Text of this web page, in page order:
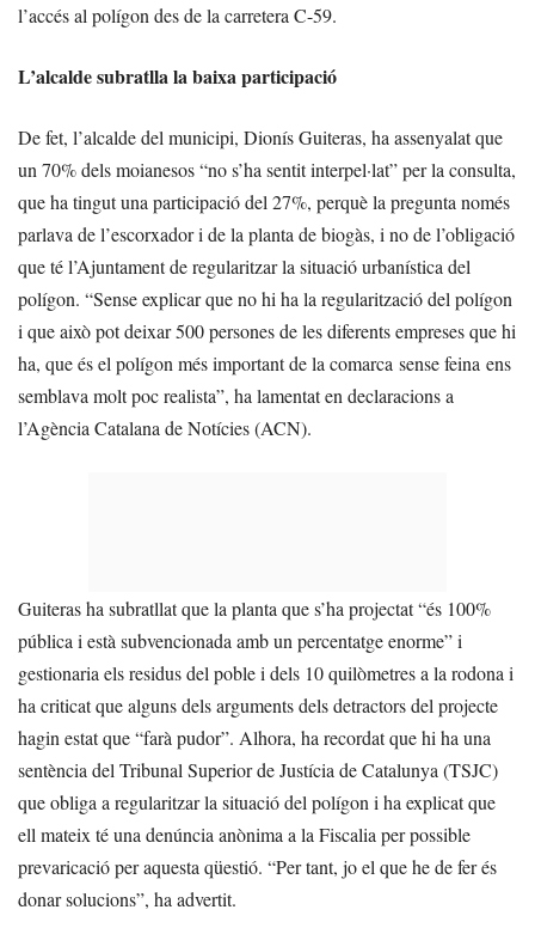
l’accés al polígon des de la carretera C-59.
L’alcalde subratlla la baixa participació
De fet, l’alcalde del municipi, Dionís Guiteras, ha assenyalat que
un 70% dels moianesos “no s’ha sentit interpel·lat” per la consulta,
que ha tingut una participació del 27%, perquè la pregunta només
parlava de l’escorxador i de la planta de biogàs, i no de l’obligació
que té l’Ajuntament de regularitzar la situació urbanística del
polígon. “Sense explicar que no hi ha la regularització del polígon
i que això pot deixar 500 persones de les diferents empreses que hi
ha, que és el polígon més important de la comarca sense feina ens
semblava molt poc realista”, ha lamentat en declaracions a
l’Agència Catalana de Notícies (ACN).
Guiteras ha subratllat que la planta que s’ha projectat “és 100%
pública i està subvencionada amb un percentatge enorme” i
gestionaria els residus del poble i dels 10 quilòmetres a la rodona i
ha criticat que alguns dels arguments dels detractors del projecte
hagin estat que “farà pudor”. Alhora, ha recordat que hi ha una
sentència del Tribunal Superior de Justícia de Catalunya (TSJC)
que obliga a regularitzar la situació del polígon i ha explicat que
ell mateix té una denúncia anònima a la Fiscalia per possible
prevaricació per aquesta qüestió. “Per tant, jo el que he de fer és
donar solucions”, ha advertit.